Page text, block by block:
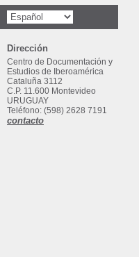
Dirección
Centro de Documentación y
Estudios de Iberoamérica
Cataluña 3112
C.P. 11.600 Montevideo
URUGUAY
Teléfono: (598) 2628 7191
contacto